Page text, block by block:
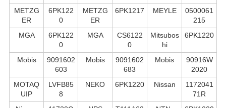
METZG
ER
6PK122
0
METZG
ER
6PK1217 MEYLE
0500061
215
MGA
6PK122
0
MGA
CS6122
0
Mitsubos
hi
6PK1220
Mobis
9091602
603
Mobis
9091602
683
Mobis
90916W
2020
MOTAQ
UIP
LVFB85
8
NEKO 6PK1220 Nissan
1172041
71R